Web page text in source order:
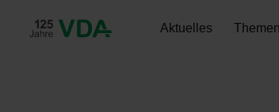
Aktuelles Themen